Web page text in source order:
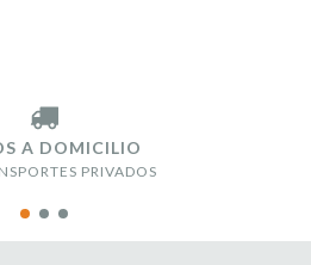
A DOMICILIO
PRIVADOS